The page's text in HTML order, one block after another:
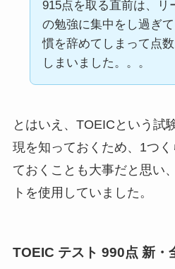
915点を取る直前は、リ
の勉強に集中をし過ぎ
慣を辞めてしまって点
しまいました。。。
とはいえ、TOEICという試
現を知っておくため、1つ
ておくことも大事だと思い
トを使用していました。
TOEIC テスト 990点 新・